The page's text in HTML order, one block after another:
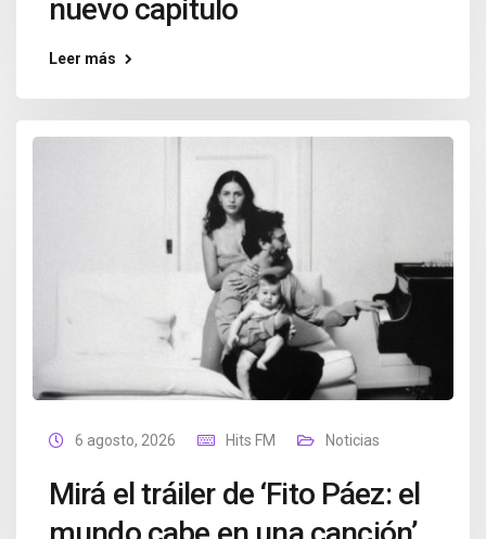
nuevo capítulo
Leer más
6 agosto, 2026 Hits FM Noticias
Mirá el tráiler de ‘Fito Páez: el